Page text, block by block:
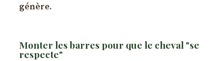
génère.
Monter les barres pour que le cheval "se
respecte"